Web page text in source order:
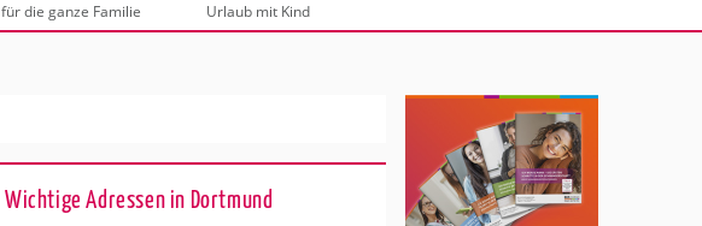
für die ganze Familie
Urlaub mit Kind
Wichtige Adressen in Dortmund